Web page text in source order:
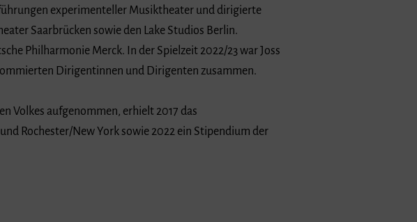
experimenteller Musiktheater und dirigierte
Saarbrücken sowie den Lake Studios Berlin.
Philharmonie Merck. In der Spielzeit 2022/23 war Joss
Dirigentinnen und Dirigenten zusammen.
Volkes aufgenommen, erhielt 2017 das
Rochester/New York sowie 2022 ein Stipendium der